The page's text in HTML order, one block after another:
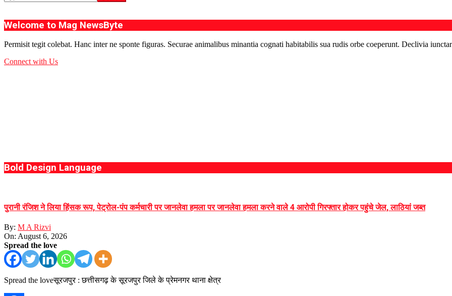
Welcome to Mag NewsByte
Permisit tegit colebat. Hanc inter ne sponte figuras. Securae animalibus minantia cognati habitabilis sua rudis orbe coeperunt. Declivia
Connect with Us
Bold Design Language
पुरानी रंजिश ने लिया हिंसक रूप, पेट्रोल-पंप कर्मचारी पर जानलेवा हमला पर जानलेवा हमला करने वाले 4 आरोपी गिरफ्तार होकर पहुंचे जेल, लाठियां जब्त
By: M A Rizvi
On: August 6, 2026
Spread the love
Spread the loveसूरजपुर : छत्तीसगढ़ के सूरजपुर जिले के प्रेमनगर थाना क्षेत्र